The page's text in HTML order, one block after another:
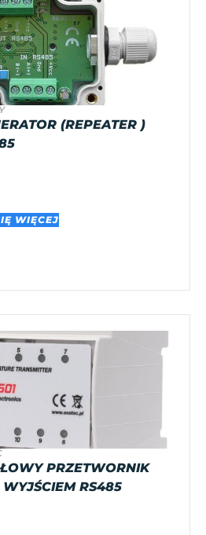
(REPEATER )
WIĘCEJ
PRZETWORNIK
RS485